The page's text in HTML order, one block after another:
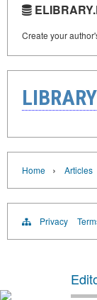
Create your
Home › Articles
Privacy